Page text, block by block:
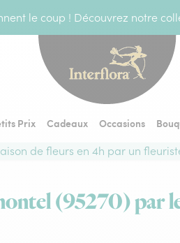
le coup ! Découvrez notre
Prix Cadeaux Occasions
de fleurs en 4h par un
(95270) par